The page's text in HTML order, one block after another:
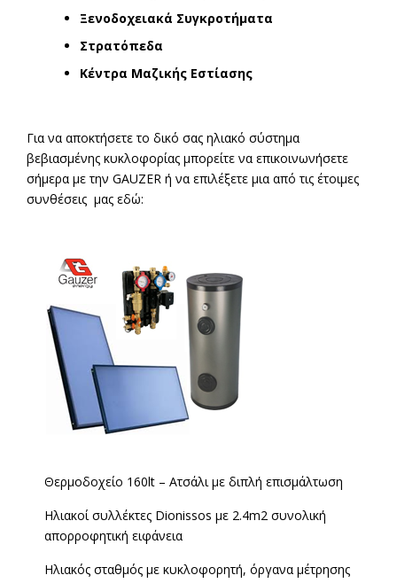
Ξενοδοχειακά Συγκροτήματα
Στρατόπεδα
Κέντρα Μαζικής Εστίασης
Για να αποκτήσετε το δικό σας ηλιακό σύστημα
βεβιασμένης κυκλοφορίας μπορείτε να επικοινωνήσετε
σήμερα με την GAUZER ή να επιλέξετε μια από τις έτοιμες
συνθέσεις μας εδώ:
Θερμοδοχείο 160lt – Ατσάλι με διπλή επισμάλτωση
Ηλιακοί συλλέκτες Dionissos με 2.4m2 συνολική
απορροφητική ειφάνεια
Ηλιακός σταθμός με κυκλοφορητή, όργανα μέτρησης